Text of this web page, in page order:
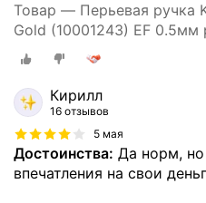
Товар — Перьевая ручка
Gold (10001243) EF 0.5мм
Кирилл
16 отзывов
5 мая
Достоинства: Да норм, но
впечатления на свои